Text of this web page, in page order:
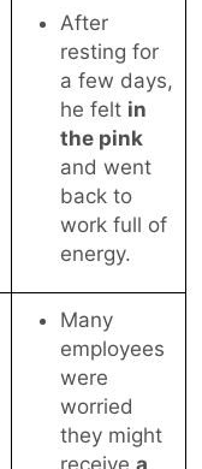
After
resting for
a few days,
he felt in
the pink
and went
back to
work full of
energy.
Many
employees
were
worried
they might